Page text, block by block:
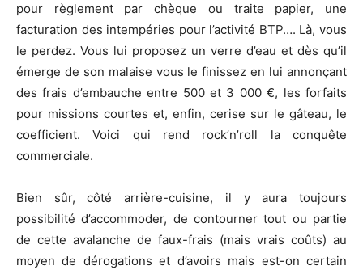
pour règlement par chèque ou traite papier, une
facturation des intempéries pour l’activité BTP…. Là, vous
le perdez. Vous lui proposez un verre d’eau et dès qu’il
émerge de son malaise vous le finissez en lui annonçant
des frais d’embauche entre 500 et 3 000 €, les forfaits
pour missions courtes et, enfin, cerise sur le gâteau, le
coefficient. Voici qui rend rock’n’roll la conquête
commerciale.
Bien sûr, côté arrière-cuisine, il y aura toujours
possibilité d’accommoder, de contourner tout ou partie
de cette avalanche de faux-frais (mais vrais coûts) au
moyen de dérogations et d’avoirs mais est-on certain